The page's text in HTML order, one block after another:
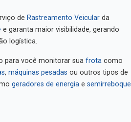
de Rastreamento Veicular
da
e garanta maior visibilidade, gerando
logística.
para você monitorar sua frota
máquinas pesadas
ou outros tipos de
geradores de energia semirreboques